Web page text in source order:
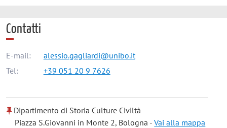
Contatti
E-mail:
alessio.gagliardi@unibo.it
Tel:
+39 051 20 9 7626
Dipartimento di Storia Culture Civiltà
Piazza S.Giovanni in Monte 2, Bologna -Vai alla mappa